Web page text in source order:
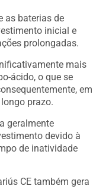
as baterias de
inicial e
prolongadas.
mais
ácido, o que se
em
prazo.
geralmente
devido à
de inatividade
CE também gera